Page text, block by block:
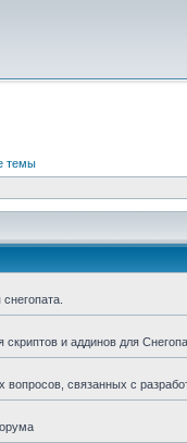
темы
и аддинов для
связанных с